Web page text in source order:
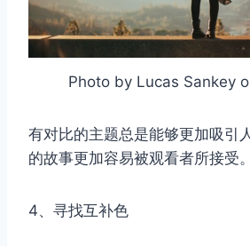
Photo by Lucas Sankey
有对比的主题总是能够更加吸引
的故事更加容易被观看者所接受。
4、寻找互补色